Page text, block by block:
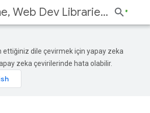
Chrome, Web Dev Libraries, and Guides - Google for Developers
ettiğiniz dile çevirmek için yapay zeka
zeka çevirilerinde hata olabilir.